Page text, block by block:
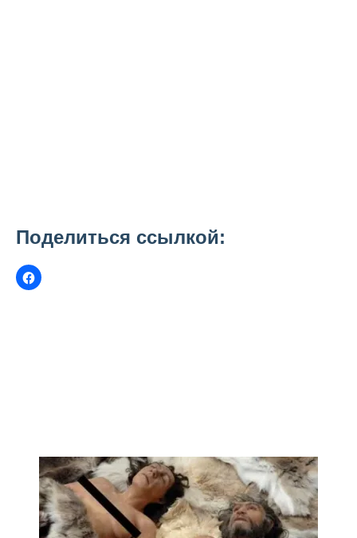
Поделиться ссылкой: